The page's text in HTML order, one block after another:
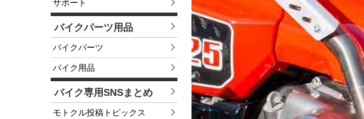
サポート
バイクパーツ用品
バイクパーツ
バイク用品
バイク専用SNSまとめ
モトクル投稿トピックス